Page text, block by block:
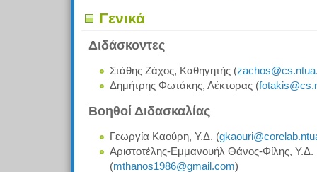
Γενικά
Διδάσκοντες
Στάθης Ζάχος, Καθηγητής (
Δημήτρης Φωτάκης, Λέκτορας (
Βοηθοί Διδασκαλίας
Γεωργία Καούρη, Υ.Δ. (
Αριστοτέλης-Εμμανουήλ Θάνος-Φίλης, Υ.Δ.
(mthanos1986@gmail.com)